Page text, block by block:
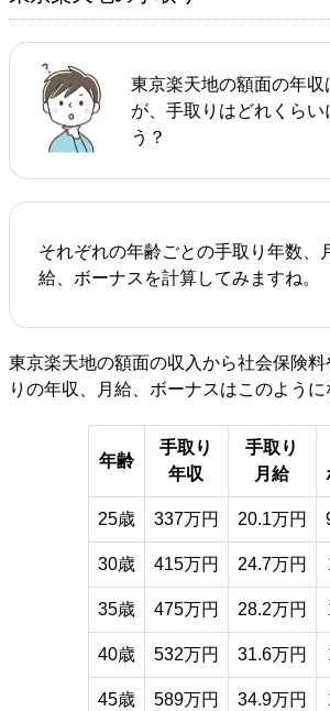
東京楽天地の額面の年収
が、手取りはどれくらい
う？
それぞれの年齢ごとの手取り年数、
給、ボーナスを計算してみますね。
東京楽天地の額面の収入から社会保険
りの年収、月給、ボーナスはこのように
年齢
手取り
年収
手取り
月給
25歳 337万円 20.1万円
30歳 415万円 24.7万円
35歳 475万円 28.2万円
40歳 532万円 31.6万円
45歳 589万円 34.9万円